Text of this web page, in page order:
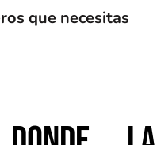
que necesitas